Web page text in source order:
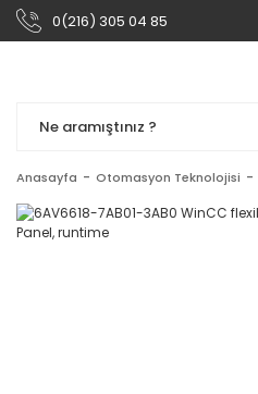
0(216) 305 04 85
Anasayfa Otomasyon Teknolojisi